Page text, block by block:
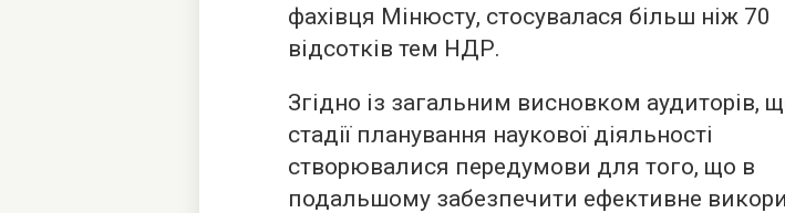
фахівця Мінюсту, стосувалася більш ніж 70
відсотків тем НДР.
Згідно із загальним висновком аудиторів,
стадії планування наукової діяльності
створювалися передумови для того, що в
подальшому забезпечити ефективне